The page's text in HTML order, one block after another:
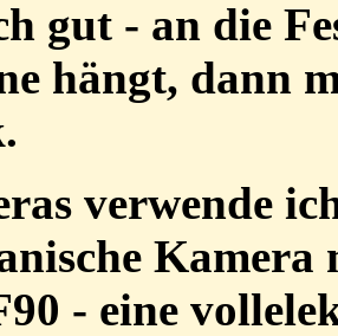
gut - an die
hängt, dann
verwende
- eine